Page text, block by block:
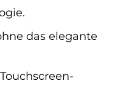
das elegante